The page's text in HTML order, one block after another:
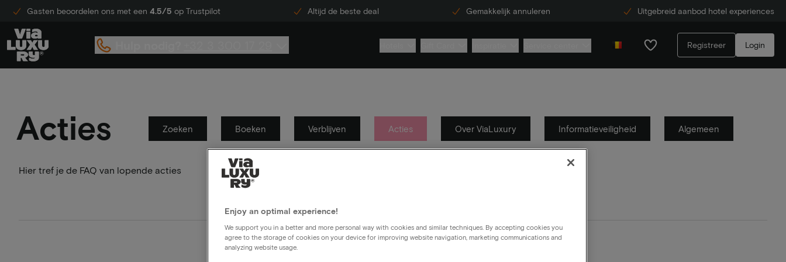
Gasten beoordelen ons met een 4.5/5 op Trustpilot Altijd de beste deal Gemakkelijk annuleren Uitgebreid aanbod hotel experiences
Registreer Login
Acties Zoeken Boeken Verblijven Acties Over ViaLuxury Informatieveiligheid Algemeen
Hier tref je de FAQ van lopende acties
Enjoy an optimal experience!
We support you in a better and more personal way with cookies and similar techniques. By accepting cookies you
agree to the storage of cookies on your device for improving website navigation, marketing communications and
analyzing website usage.